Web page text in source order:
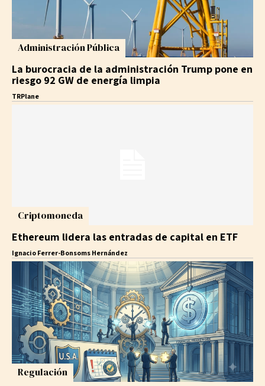
Administración Pública
La burocracia de la administración Trump pone en
riesgo 92 GW de energía limpia
TRPlane
Criptomoneda
Ethereum lidera las entradas de capital en ETF
Ignacio Ferrer-Bonsoms Hernández
Regulación